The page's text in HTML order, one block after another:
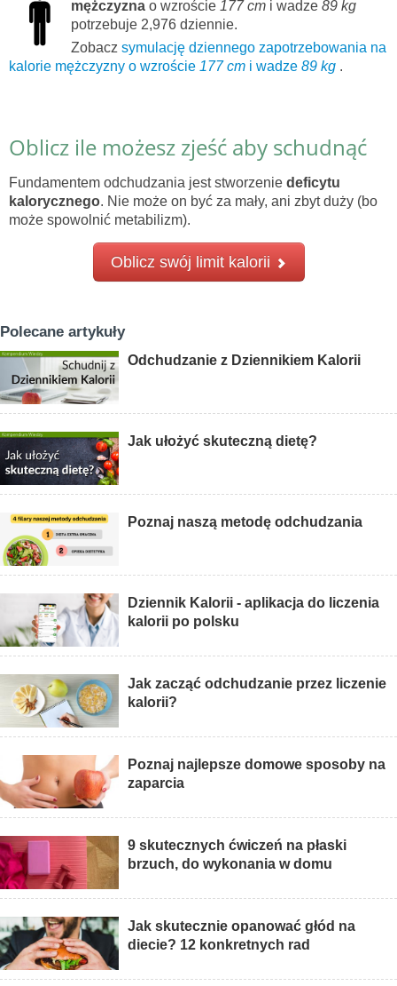
mężczyzna o wzroście 177 cm i wadze 89 kg
potrzebuje 2,976 dziennie.
Zobacz symulację dziennego zapotrzebowania na
kalorie mężczyzny o wzroście 177 cm i wadze 89 kg .
Oblicz ile możesz zjeść aby schudnąć
Fundamentem odchudzania jest stworzenie deficytu
kalorycznego. Nie może on być za mały, ani zbyt duży (bo
może spowolnić metabilizm).
Oblicz swój limit kalorii
Polecane artykuły
Odchudzanie z Dziennikiem Kalorii
Jak ułożyć skuteczną dietę?
Poznaj naszą metodę odchudzania
Dziennik Kalorii - aplikacja do liczenia
kalorii po polsku
Jak zacząć odchudzanie przez liczenie
kalorii?
Poznaj najlepsze domowe sposoby na
zaparcia
9 skutecznych ćwiczeń na płaski
brzuch, do wykonania w domu
Jak skutecznie opanować głód na
diecie? 12 konkretnych rad